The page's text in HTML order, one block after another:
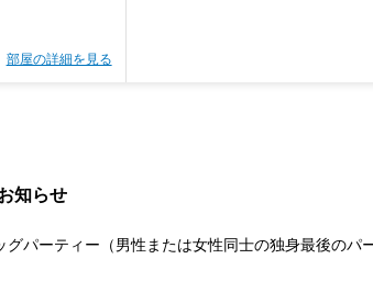
部屋の詳細を見る
知らせ
パーティー（男性または女性同士の独身最後のパ